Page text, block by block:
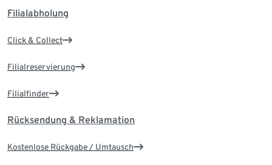
Filialabholung
Click & Collect
Filialreservierung
Filialfinder
Rücksendung & Reklamation
Kostenlose Rückgabe / Umtausch